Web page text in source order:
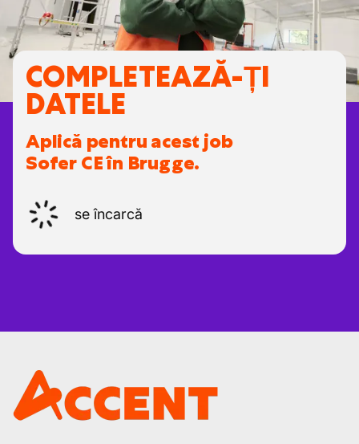
COMPLETEAZĂ-ȚI
DATELE
Aplică pentru acest job
Sofer CE în Brugge.
se încarcă